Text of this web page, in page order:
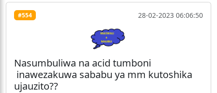
#554 28-02-2023 06:06:50
Nasumbuliwa na acid tumboni
inawezakuwa sababu ya mm kutoshika
ujauzito??